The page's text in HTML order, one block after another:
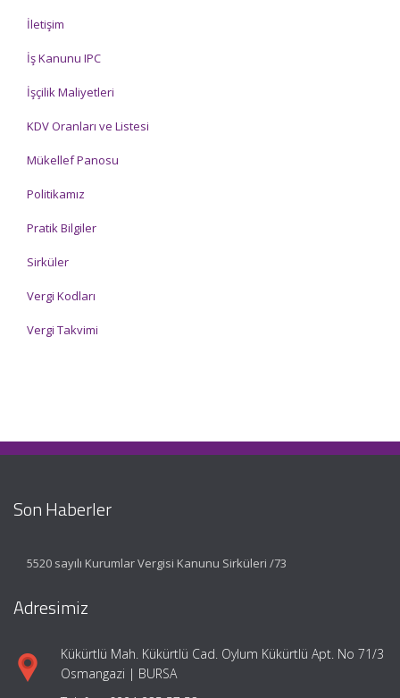
İletişim
İş Kanunu IPC
İşçilik Maliyetleri
KDV Oranları ve Listesi
Mükellef Panosu
Politikamız
Pratik Bilgiler
Sirküler
Vergi Kodları
Vergi Takvimi
Son Haberler
5520 sayılı Kurumlar Vergisi Kanunu Sirküleri /73
Adresimiz
Kükürtlü Mah. Kükürtlü Cad. Oylum Kükürtlü Apt. No 71/3
Osmangazi | BURSA